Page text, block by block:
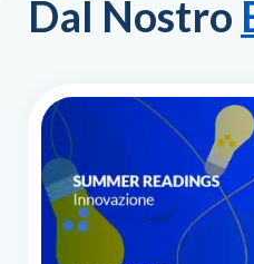
Dal Nostro